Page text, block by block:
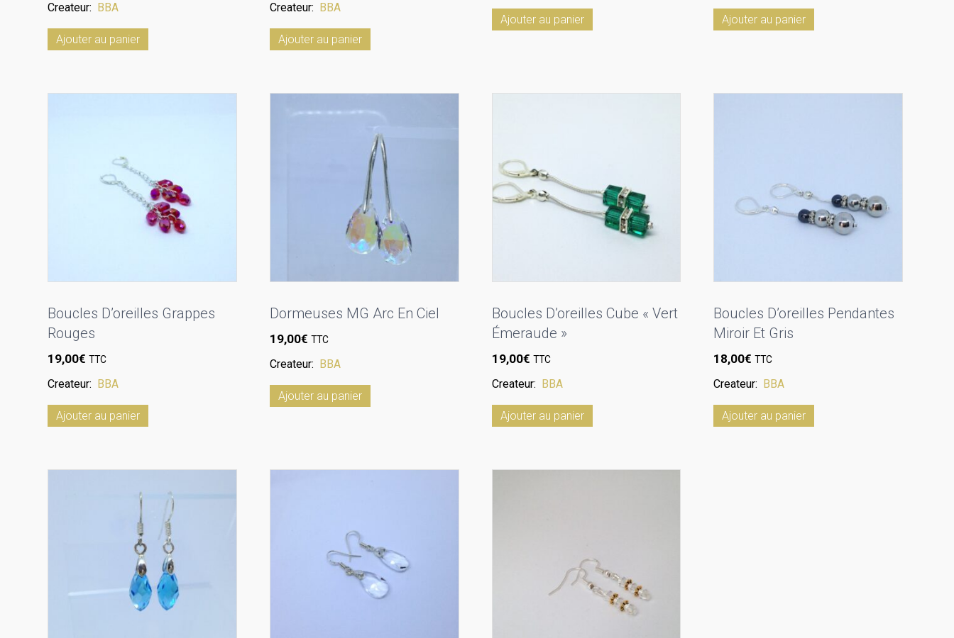
Createur: BBA
Ajouter au panier
Createur: BBA
Ajouter au panier
Ajouter au panier Ajouter au panier
Boucles D’oreilles Grappes
Rouges
19,00€ TTC
Createur: BBA
Ajouter au panier
Dormeuses MG Arc En Ciel
19,00€ TTC
Createur: BBA
Ajouter au panier
Boucles D’oreilles Cube « Vert
Émeraude »
19,00€ TTC
Createur: BBA
Ajouter au panier
Boucles D’oreilles Pendantes
Miroir Et Gris
18,00€ TTC
Createur: BBA
Ajouter au panier